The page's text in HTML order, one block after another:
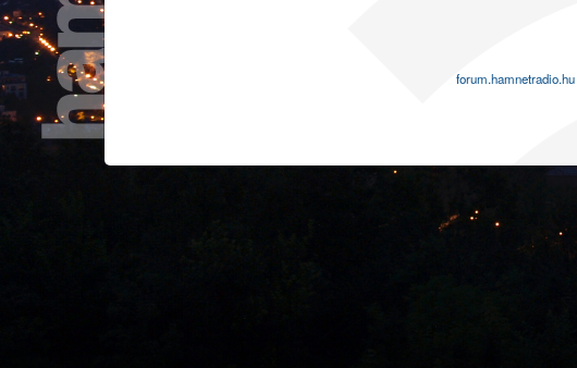
forum.hamnetradio.hu